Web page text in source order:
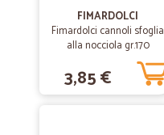
— Dario S.
Ottimo servizio
Ottimo servizio
FIMARDOLCI
Fimardolci cannoli sfoglia
alla nocciola gr.170
3,85 €